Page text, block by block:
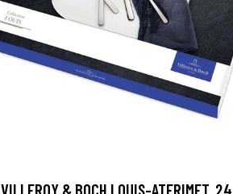
VILLEROY & BOCH LOUIS-ATERIMET, 24